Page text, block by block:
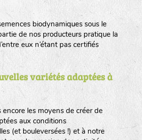
biodynamiques sous le
de nos producteurs pratique la
eux n’étant pas certifiés
variétés adaptées à
encore les moyens de créer de
aux conditions
(et bouleversées !) et à notre
SAATGUT (BGH)
(Ici Belle de nuit)
2020)
ou du fournisseur de la